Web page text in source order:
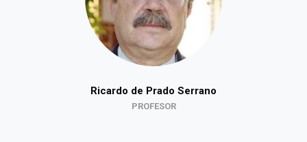
Ricardo de Prado Serrano
PROFESOR